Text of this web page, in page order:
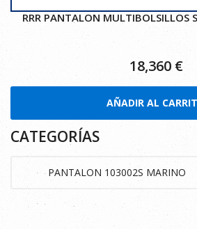
RRR PANTALON MULTIBOLSILLOS
18,360€
AÑADIR AL
CATEGORÍAS